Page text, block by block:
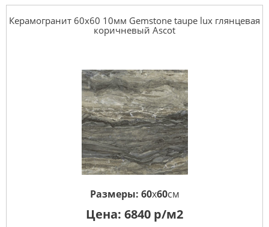
Керамогранит 60x60 10мм Gemstone taupe lux глянцевая
коричневый Ascot
Размеры: 60x60см
Цена: 6840 р/м2